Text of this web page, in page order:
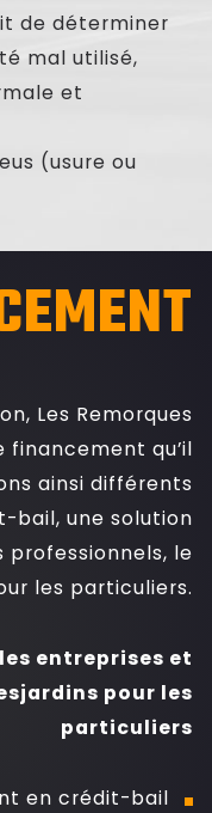
de déterminer
mal utilisé,
et
(usure ou
Les Remorques
qu’il
ainsi différents
bail, une solution
le
les particuliers.
entreprises et
pour les
particuliers
en crédit-bail